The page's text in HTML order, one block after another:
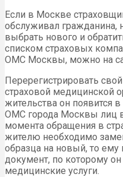
Если в Москве
обслуживал гражданина,
выбрать нового и
списком страховых
ОМС Москвы, можно на
Перерегистрировать
страховой медицинской
жительства он появится
ОМС города Москвы лиц в
момента обращения в
жителю необходимо
образца на новый, то
документ, по которому
медицинские услуги.